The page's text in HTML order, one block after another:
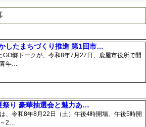
したまちづくり推進 第1回市…
郷トークが、令和8年7月27日、鹿屋市役所で開
年…
祭り 豪華抽選会と魅力あ…
、令和8年8月22日（土）午後4時開場、午後5時開
2…